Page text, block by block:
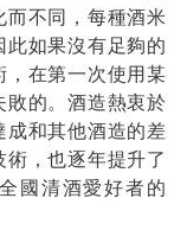
不同，每種酒米
如果沒有足夠的
在第一次使用某
的。酒造熱衷於
和其他酒造的差
，也逐年提升了
國清酒愛好者的